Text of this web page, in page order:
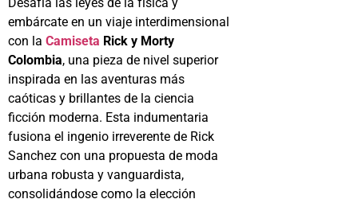
embárcate en un viaje interdimensional
con la Camiseta Rick y Morty
Colombia, una pieza de nivel superior
inspirada en las aventuras más
caóticas y brillantes de la ciencia
ficción moderna. Esta indumentaria
fusiona el ingenio irreverente de Rick
Sanchez con una propuesta de moda
urbana robusta y vanguardista,
consolidándose como la elección